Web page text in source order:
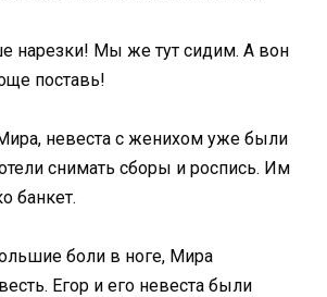
нарезки! Мы же тут сидим. А вон
поставь!
невеста с женихом уже были
снимать сборы и роспись. Им
банкет.
боли в ноге, Мира
Егор и его невеста были